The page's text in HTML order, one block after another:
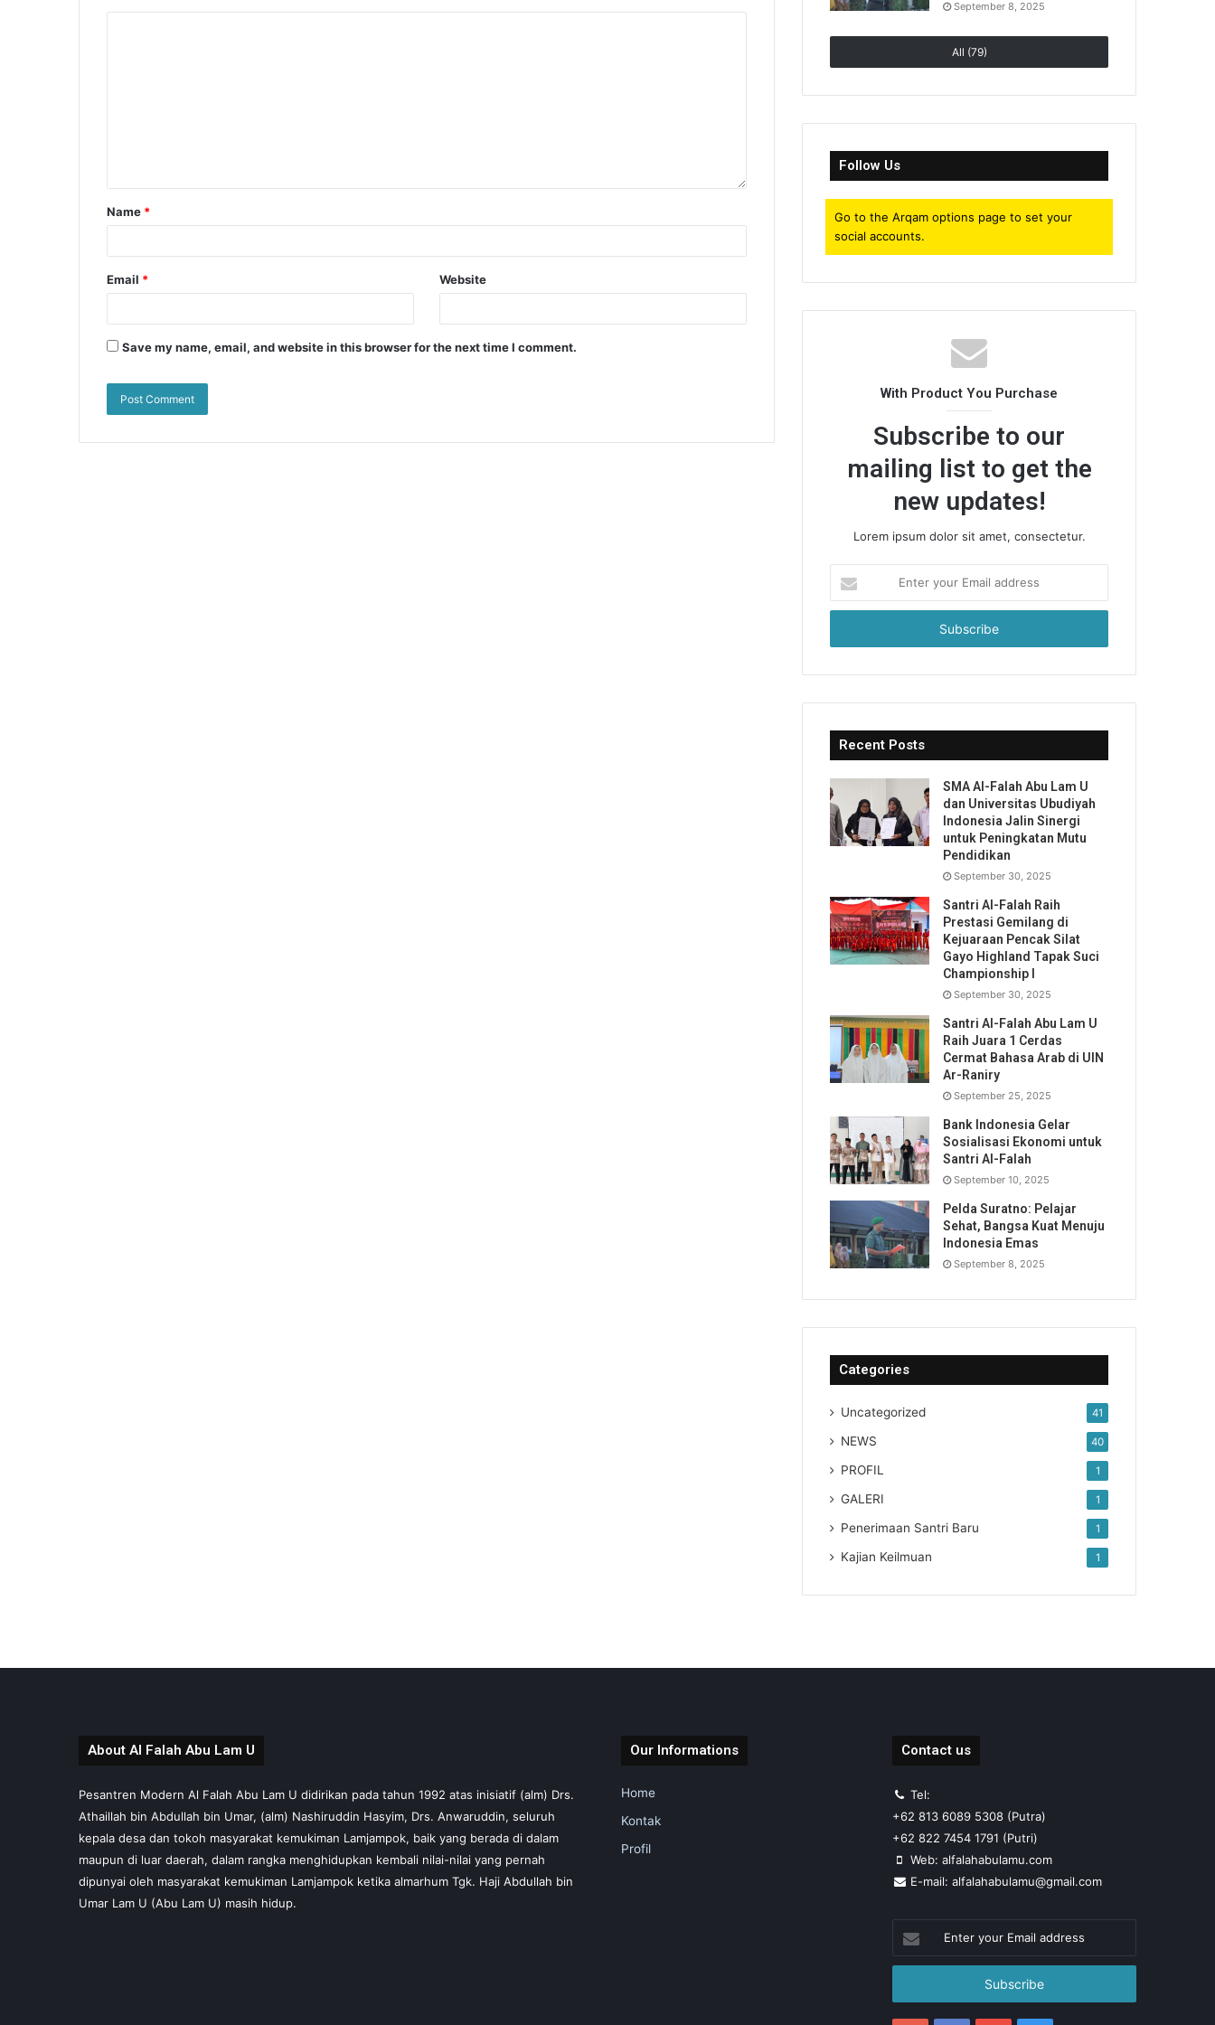
k
er
Name *
Email * Website
Save my name, email, and website in this browser for the next time I comment.
September 8, 2025
All (79)
Follow Us
Go to the Arqam options page to set your
social accounts.
With Product You Purchase
Subscribe to our
mailing list to get the
new updates!
Lorem ipsum dolor sit amet, consectetur.
your
Email
Recent Posts
SMA Al-Falah Abu Lam U
dan Universitas Ubudiyah
Indonesia Jalin Sinergi
untuk Peningkatan Mutu
Pendidikan
September 30, 2025
Santri Al-Falah Raih
Prestasi Gemilang di
Kejuaraan Pencak Silat
Gayo Highland Tapak Suci
Championship I
September 30, 2025
Santri Al-Falah Abu Lam U
Raih Juara 1 Cerdas
Cermat Bahasa Arab di UIN
Ar-Raniry
September 25, 2025
Bank Indonesia Gelar
Sosialisasi Ekonomi untuk
Santri Al-Falah
September 10, 2025
Pelda Suratno: Pelajar
Sehat, Bangsa Kuat Menuju
Indonesia Emas
September 8, 2025
Categories
Uncategorized 41
NEWS 40
PROFIL 1
GALERI 1
Penerimaan Santri Baru 1
Kajian Keilmuan 1
About Al Falah Abu Lam U
Pesantren Modern Al Falah Abu Lam U didirikan pada tahun 1992 atas inisiatif (alm) Drs.
Athaillah bin Abdullah bin Umar, (alm) Nashiruddin Hasyim, Drs. Anwaruddin, seluruh
kepala desa dan tokoh masyarakat kemukiman Lamjampok, baik yang berada di dalam
maupun di luar daerah, dalam rangka menghidupkan kembali nilai-nilai yang pernah
dipunyai oleh masyarakat kemukiman Lamjampok ketika almarhum Tgk. Haji Abdullah bin
Umar Lam U (Abu Lam U) masih hidup.
Our Informations
Home
Kontak
Profil
Contact us
Tel:
+62 813 6089 5308 (Putra)
+62 822 7454 1791 (Putri)
Web: alfalahabulamu.com
E-mail: alfalahabulamu@gmail.com
your
Email